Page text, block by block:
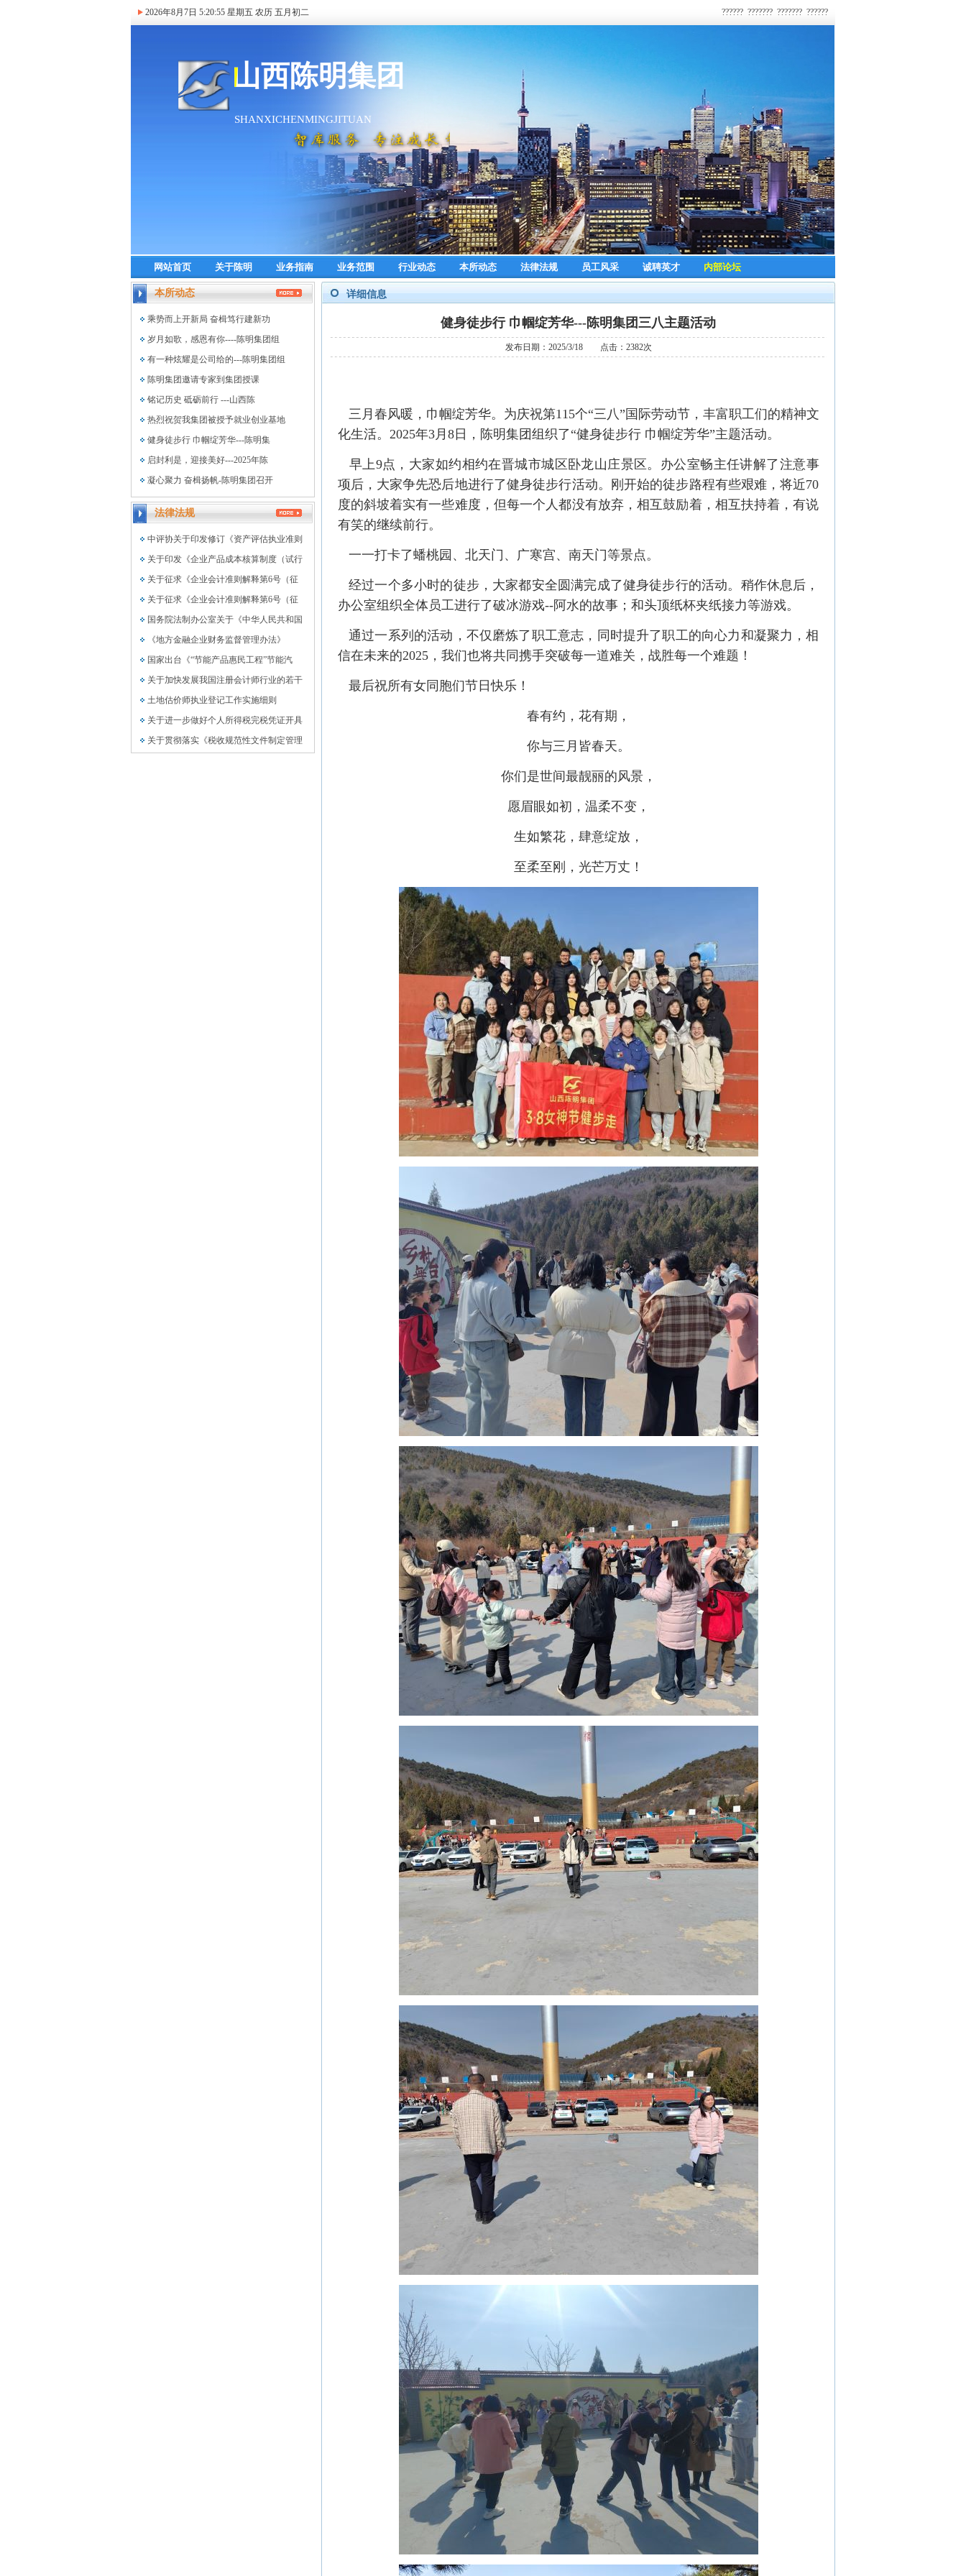
2026年8月7日 5:20:56 星期五 农历 五月初二 ?????? ??????? ??????? ??????
网站首页 关于陈明 业务指南 业务范围 行业动态 本所动态 法律法规 员工风采 诚聘英才 内部论坛
本所动态
乘势而上开新局 奋楫笃行建新功
岁月如歌，感恩有你----陈明集团组
有一种炫耀是公司给的---陈明集团组
陈明集团邀请专家到集团授课
铭记历史 砥砺前行 ---山西陈
热烈祝贺我集团被授予就业创业基地
健身徒步行 巾帼绽芳华---陈明集
启封利是，迎接美好---2025年陈
凝心聚力 奋楫扬帆-陈明集团召开
法律法规
中评协关于印发修订《资产评估执业准则
关于印发《企业产品成本核算制度（试行
关于征求《企业会计准则解释第6号（征
关于征求《企业会计准则解释第6号（征
国务院法制办公室关于《中华人民共和国
《地方金融企业财务监督管理办法》
国家出台《“节能产品惠民工程”节能汽
关于加快发展我国注册会计师行业的若干
土地估价师执业登记工作实施细则
关于进一步做好个人所得税完税凭证开具
关于贯彻落实《税收规范性文件制定管理
详细信息
健身徒步行 巾帼绽芳华---陈明集团三八主题活动
发布日期：2025/3/18 点击：2382次
三月春风暖，巾帼绽芳华。为庆祝第115个“三八”国际劳动节，丰富职工们的精神文
化生活。2025年3月8日，陈明集团组织了“健身徒步行 巾帼绽芳华”主题活动。
早上9点，大家如约相约在晋城市城区卧龙山庄景区。办公室畅主任讲解了注意事
项后，大家争先恐后地进行了健身徒步行活动。刚开始的徒步路程有些艰难，将近70
度的斜坡着实有一些难度，但每一个人都没有放弃，相互鼓励着，相互扶持着，有说
有笑的继续前行。
一一打卡了蟠桃园、北天门、广寒宫、南天门等景点。
经过一个多小时的徒步，大家都安全圆满完成了健身徒步行的活动。稍作休息后，
办公室组织全体员工进行了破冰游戏--阿水的故事；和头顶纸杯夹纸接力等游戏。
通过一系列的活动，不仅磨炼了职工意志，同时提升了职工的向心力和凝聚力，相
信在未来的2025，我们也将共同携手突破每一道难关，战胜每一个难题！
最后祝所有女同胞们节日快乐！
春有约，花有期，
你与三月皆春天。
你们是世间最靓丽的风景，
愿眉眼如初，温柔不变，
生如繁花，肆意绽放，
至柔至刚，光芒万丈！